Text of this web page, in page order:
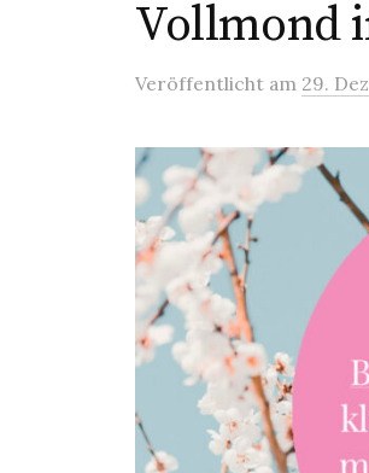
Vollmond
Veröffentlicht am 29.